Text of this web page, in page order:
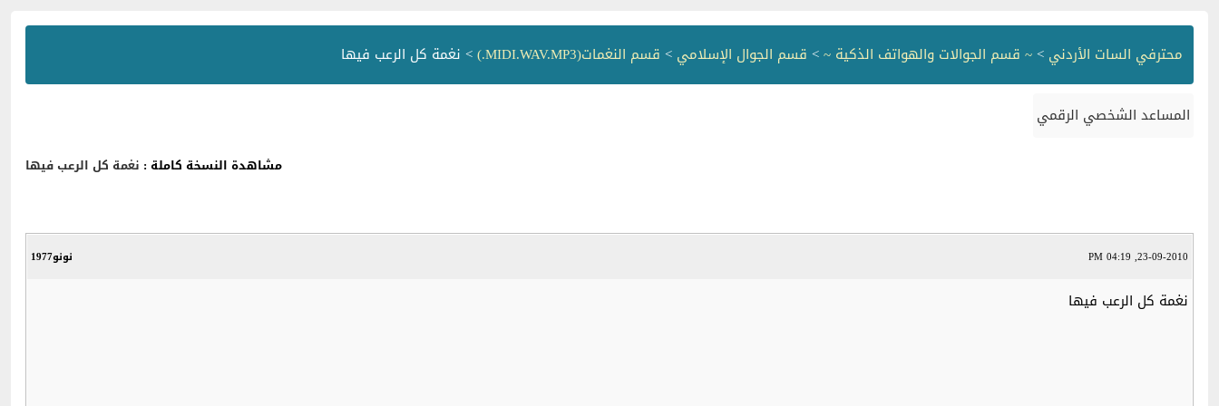
محترفي السات الأردني >~ قسم الجوالات والهواتف الذكية ~> قسم الجوال الإسلامي > قسم النغمات(MIDI.WAV.MP3.) > نغمة كل الرعب فيها
المساعد الشخصي الرقمي
مشاهدة النسخة كاملة : نغمة كل الرعب فيها
نونو1977 23-09-2010, 04:19 PM
نغمة كل الرعب فيها